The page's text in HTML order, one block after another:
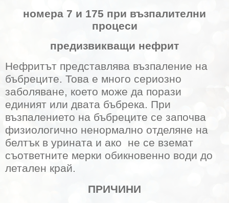
номера 7 и 175 при възпалителни
процеси
предизвикващи нефрит
Нефритът представлява възпаление на
бъбреците. Това е много сериозно
заболяване, което може да порази
единият или двата бъбрека. При
възпалението на бъбреците се започва
физиологично ненормално отделяне на
белтък в урината и ако не се вземат
съответните мерки обикновенно води до
летален край.
ПРИЧИНИ